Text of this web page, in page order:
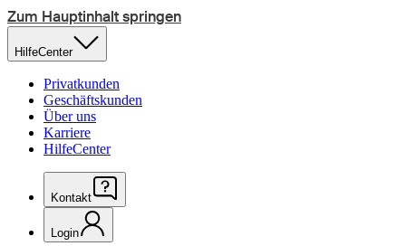
Zum Hauptinhalt springen
HilfeCenter
Privatkunden
Geschäftskunden
Über uns
Karriere
HilfeCenter
Kontakt
Login